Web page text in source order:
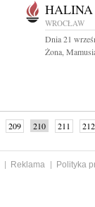
HALINA
WROCŁAW
Dnia 21
Żona,
209 210 211
212
Reklama
Polityka